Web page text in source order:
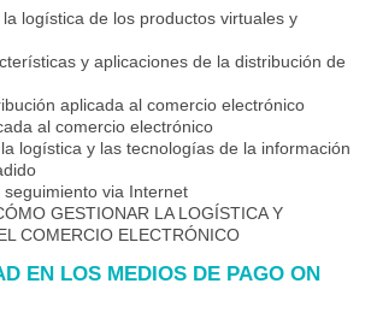
logística de los productos virtuales y
y aplicaciones de la distribución de
aplicada al comercio electrónico
al comercio electrónico
logística y las tecnologías de la información
via Internet
GESTIONAR LA LOGÍSTICA Y
COMERCIO ELECTRÓNICO
EN LOS MEDIOS DE PAGO ON